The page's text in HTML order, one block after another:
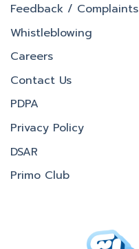
Feedback / Complaints
Whistleblowing
Careers
Contact Us
PDPA
Privacy Policy
DSAR
Primo Club